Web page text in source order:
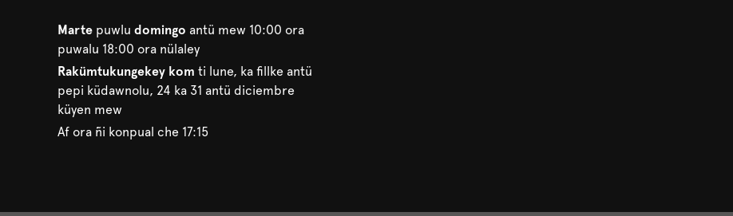
Marte puwludomingo antü mew 10:00 ora
puwalu 18:00 ora nülaley
Rakümtukungekey kom ti lune, ka fillke antü
pepi küdawnolu, 24 ka 31 antü diciembre
küyen mew
Af ora ñi konpual che 17:15